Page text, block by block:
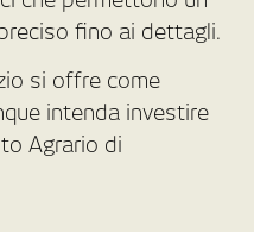
fino ai dettagli.
si offre come
intenda investire
Agrario di